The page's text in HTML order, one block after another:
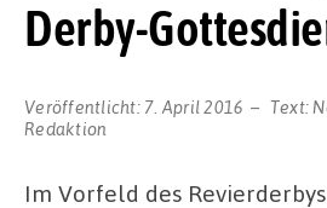
Derby-
Veröffentlicht: 7. April 2016 Text:
Redaktion
Im Vorfeld des